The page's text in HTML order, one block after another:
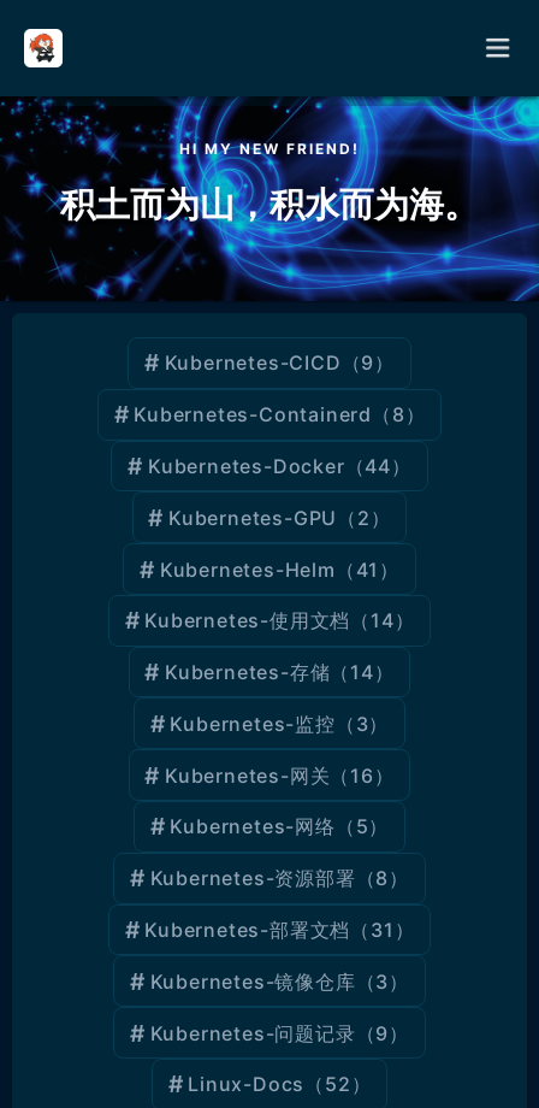
首页
分类
其它
留言
HI MY NEW FRIEND!
积土而为山，积水而为海。
Kubernetes-CICD （9）
Kubernetes-Containerd （8）
Kubernetes-Docker （44）
Kubernetes-GPU （2）
Kubernetes-Helm （41）
Kubernetes-使用文档 （14）
Kubernetes-存储 （14）
Kubernetes-监控 （3）
Kubernetes-网关 （16）
Kubernetes-网络 （5）
Kubernetes-资源部署 （8）
Kubernetes-部署文档 （31）
Kubernetes-镜像仓库 （3）
Kubernetes-问题记录 （9）
Linux-Docs （52）